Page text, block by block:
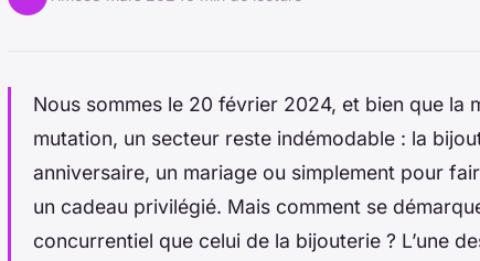
Nous sommes le 20 février 2024, et bien que la
mutation, un secteur reste indémodable : la
anniversaire, un mariage ou simplement pour
un cadeau privilégié. Mais comment se
concurrentiel que celui de la bijouterie ? L’une